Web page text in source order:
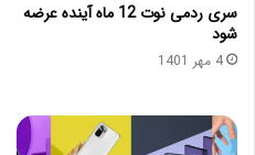
سری ردمی نوت 12 ماه آینده عرضه
شود
4 مهر 1401